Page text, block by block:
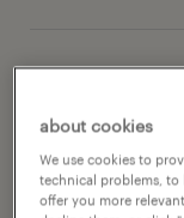
sales
about cookies
We use cookies to
technical problems, to
offer you more